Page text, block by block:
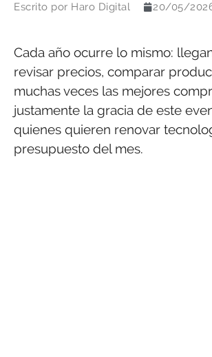
Escrito por Haro Digital 20/05/
Cada año ocurre lo mismo:
revisar precios, comparar
muchas veces las mejores
justamente la gracia de este
quienes quieren renovar
presupuesto del mes.